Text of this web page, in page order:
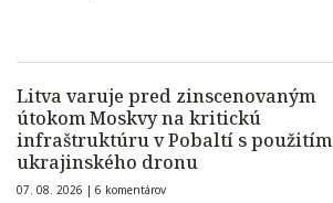
Litva varuje pred zinscenovaným
útokom Moskvy na kritickú
infraštruktúru v Pobaltí s použitím
ukrajinského dronu
07. 08. 2026 | 6 komentárov